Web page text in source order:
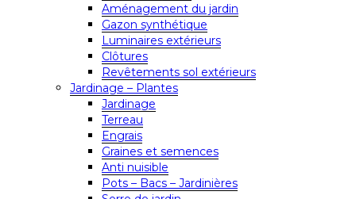
Aménagement du jardin
Gazon synthétique
Luminaires extérieurs
Clôtures
Revêtements sol extérieurs
Jardinage – Plantes
Jardinage
Terreau
Engrais
Graines et semences
Anti nuisible
Pots – Bacs – Jardinières